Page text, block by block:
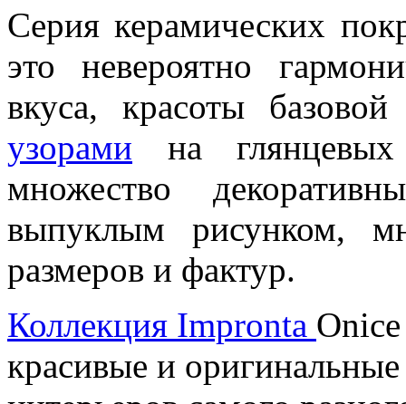
Серия керамических
это невероятно
вкуса, красоты
узорами на глянцевых
множество
выпуклым рисунком,
размеров и фактур.
Коллекция Impronta
красивые и